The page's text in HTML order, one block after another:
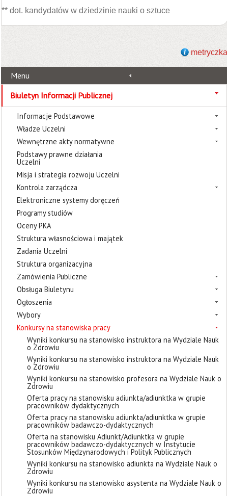
** dot. kandydatów w dziedzinie nauki o sztuce
metryczka
Menu
Biuletyn Informacji Publicznej
Informacje Podstawowe
Władze Uczelni
Wewnętrzne akty normatywne
Podstawy prawne działania
Uczelni
Misja i strategia rozwoju Uczelni
Kontrola zarządcza
Elektroniczne systemy doręczeń
Programy studiów
Oceny PKA
Struktura własnościowa i majątek
Zadania Uczelni
Struktura organizacyjna
Zamówienia Publiczne
Obsługa Biuletynu
Ogłoszenia
Wybory
Konkursy na stanowiska pracy
Wyniki konkursu na stanowisko instruktora na Wydziale Nauk
o Zdrowiu
Wyniki konkursu na stanowisko instruktora na Wydziale Nauk
o Zdrowiu
Wyniki konkursu na stanowisko profesora na Wydziale Nauk o
Zdrowiu
Oferta pracy na stanowisku adiunkta/adiunktka w grupie
pracowników dydaktycznych
Oferta pracy na stanowisku adiunkta/adiunktka w grupie
pracowników badawczo-dydaktycznych
Oferta na stanowisku Adiunkt/Adiunktka w grupie
pracowników badawczo-dydaktycznych w Instytucie
Stosunków Międzynarodowych i Polityk Publicznych
Wyniki konkursu na stanowisko adiunkta na Wydziale Nauk o
Zdrowiu
Wyniki konkursu na stanowisko asystenta na Wydziale Nauk o
Zdrowiu